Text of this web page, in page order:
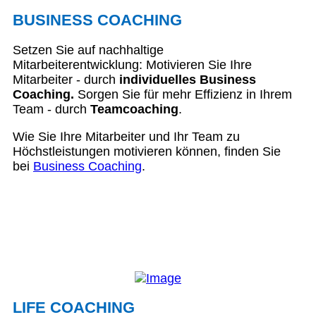
BUSINESS COACHING
Setzen Sie auf nachhaltige
Mitarbeiterentwicklung: Motivieren Sie Ihre
Mitarbeiter - durch individuelles Business
Coaching. Sorgen Sie für mehr Effizienz in Ihrem
Team - durch Teamcoaching.
Wie Sie Ihre Mitarbeiter und Ihr Team zu
Höchstleistungen motivieren können, finden Sie
bei Business Coaching.
LIFE COACHING